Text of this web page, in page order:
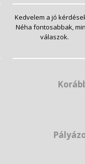
Kedvelem a jó
Néha fontosabbak,
válaszok.